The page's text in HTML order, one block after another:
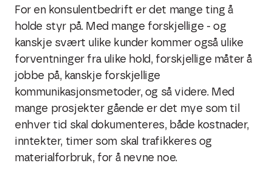
For en konsulentbedrift er det mange ting å
holde styr på. Med mange forskjellige - og
kanskje svært ulike kunder kommer også ulike
forventninger fra ulike hold, forskjellige måter å
jobbe på, kanskje forskjellige
kommunikasjonsmetoder, og så videre. Med
mange prosjekter gående er det mye som til
enhver tid skal dokumenteres, både kostnader,
inntekter, timer som skal trafikkeres og
materialforbruk, for å nevne noe.